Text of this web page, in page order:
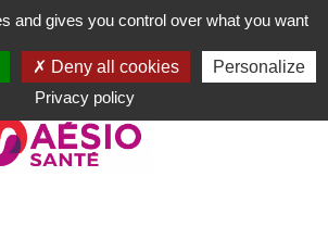
and gives you control over what you want
Deny all cookies
Personalize
Privacy policy